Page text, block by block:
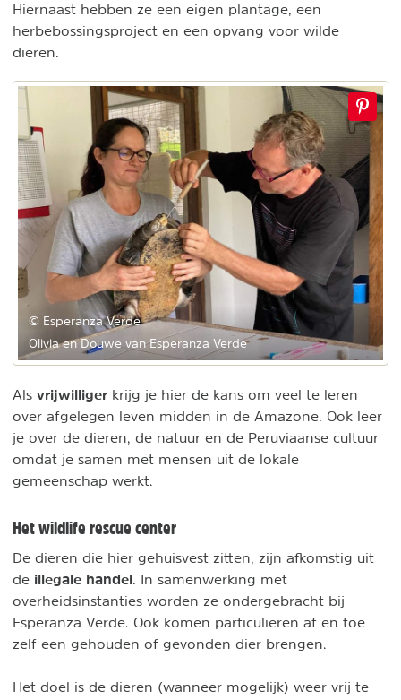
Hiernaast hebben ze een eigen plantage, een
herbebossingsproject en een opvang voor wilde
dieren.
© Esperanza Verde
Olivia en Douwe van Esperanza Verde
Als vrijwilliger krijg je hier de kans om veel te leren
over afgelegen leven midden in de Amazone. Ook leer
je over de dieren, de natuur en de Peruviaanse cultuur
omdat je samen met mensen uit de lokale
gemeenschap werkt.
Het wildlife rescue center
De dieren die hier gehuisvest zitten, zijn afkomstig uit
de illegale handel . In samenwerking met
overheidsinstanties worden ze ondergebracht bij
Esperanza Verde. Ook komen particulieren af en toe
zelf een gehouden of gevonden dier brengen.
Het doel is de dieren (wanneer mogelijk) weer vrij te